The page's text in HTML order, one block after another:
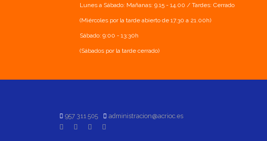
Lunes a Sábado: Mañanas: 9.15 - 14.00 / Tardes: Cerrado
(Miércoles por la tarde abierto de 17.30 a 21.00h)
Sábado: 9:00 - 13:30h
(Sábados por la tarde cerrado)
957 311 505 administracion@acrioc.es